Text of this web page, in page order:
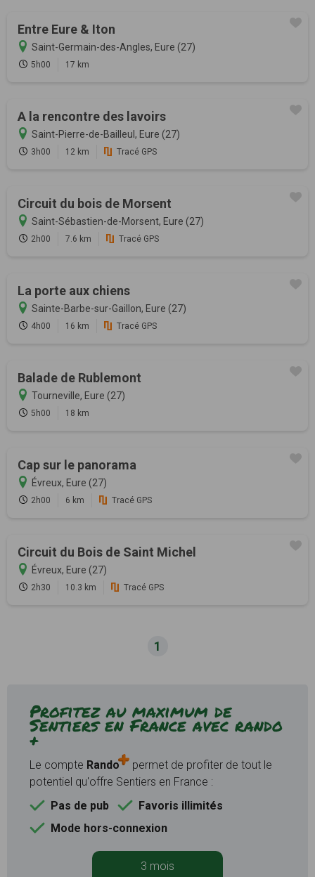
Entre Eure & Iton
Saint-Germain-des-Angles, Eure (27)
5h00 17 km
A la rencontre des lavoirs
Saint-Pierre-de-Bailleul, Eure (27)
3h00 12 km Tracé GPS
Circuit du bois de Morsent
Saint-Sébastien-de-Morsent, Eure (27)
2h00 7.6 km Tracé GPS
La porte aux chiens
Sainte-Barbe-sur-Gaillon, Eure (27)
4h00 16 km Tracé GPS
Balade de Rublemont
Tourneville, Eure (27)
5h00 18 km
Cap sur le panorama
Évreux, Eure (27)
2h00 6 km Tracé GPS
Circuit du Bois de Saint Michel
Évreux, Eure (27)
2h30 10.3 km Tracé GPS
1
Profitez au maximum de
Sentiers en France avec rando
+
Le compte Rando
permet de profiter de tout le
potentiel qu'offre Sentiers en France :
Pas de pub
Favoris illimités
Mode hors-connexion
3 mois